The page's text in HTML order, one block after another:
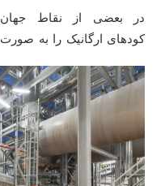
در بعضی از نقاط جهان
کودهای ارگانیک را به صورت